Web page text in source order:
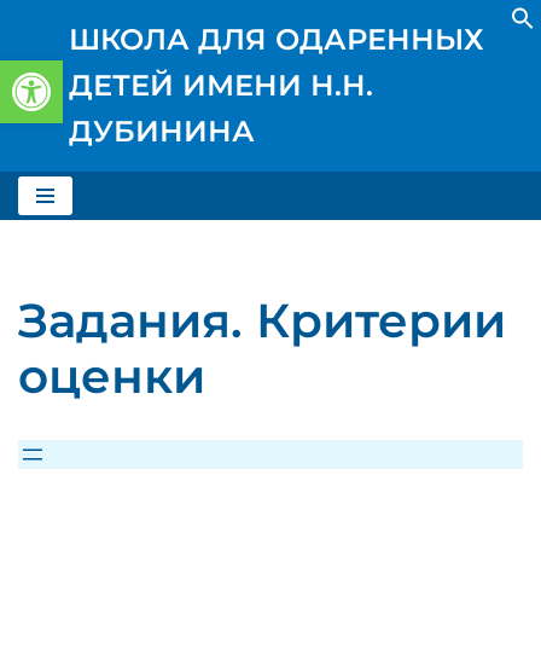
Перейти
к
содержимому
ШКОЛА ДЛЯ ОДАРЕННЫХ
ДЕТЕЙ ИМЕНИ Н.Н.
ДУБИНИНА
Задания. Критерии
оценки
Открыть панель инструментов